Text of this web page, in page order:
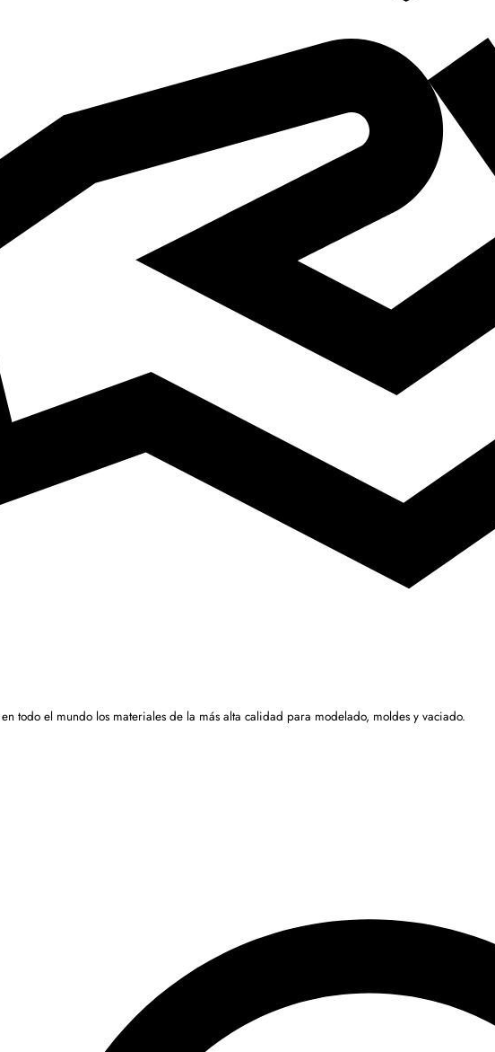
todo el mundo los materiales de la más alta calidad para modelado, moldes y vaciado.